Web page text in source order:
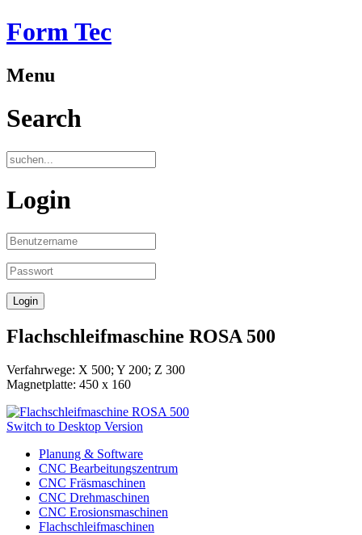
Form Tec
Menu
Search
Login
Flachschleifmaschine ROSA 500
Verfahrwege: X 500; Y 200; Z 300
Magnetplatte: 450 x 160
Switch to Desktop Version
Planung & Software
CNC Bearbeitungszentrum
CNC Fräsmaschinen
CNC Drehmaschinen
CNC Erosionsmaschinen
Flachschleifmaschinen